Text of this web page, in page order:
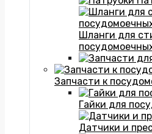
Шланги для
Запчасти к
Гайки для
Датчики и